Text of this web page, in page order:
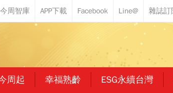
周起 幸福熟齡 ESG永續台灣